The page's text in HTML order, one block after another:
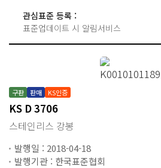
관심표준 등록 :
표준업데이트 시 알림서비스
구판 판매 KS인증
KS D 3706
스테인리스 강봉
발행일 : 2018-04-18
발행기관 : 한국표준협회